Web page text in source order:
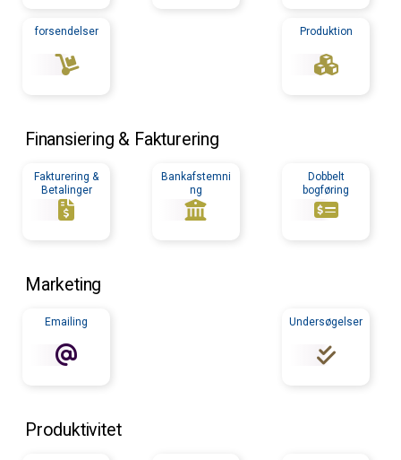
forsendelser Produktion
Finansiering & Fakturering
Fakturering &
Betalinger
Bankafstemni
ng
Dobbelt
bogføring
Marketing
Emailing Undersøgelser
Produktivitet